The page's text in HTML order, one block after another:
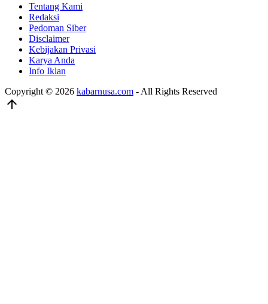
Tentang Kami
Redaksi
Pedoman Siber
Disclaimer
Kebijakan Privasi
Karya Anda
Info Iklan
Copyright © 2026 kabarnusa.com - All Rights Reserved
arrow_upward